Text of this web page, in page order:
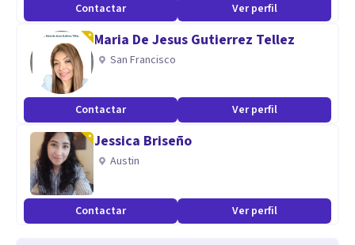
Contactar Ver perfil
Maria De Jesus Gutierrez Tellez
San Francisco
Contactar Ver perfil
Jessica Briseño
Austin
Contactar Ver perfil